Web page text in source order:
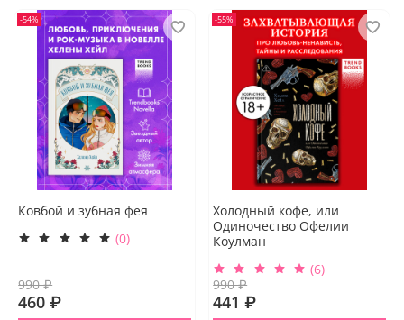
-54%
Ковбой и зубная фея
(0)
990 ₽
460 ₽
-55%
Холодный кофе, или
Одиночество Офелии
Коулман
(6)
990 ₽
441 ₽